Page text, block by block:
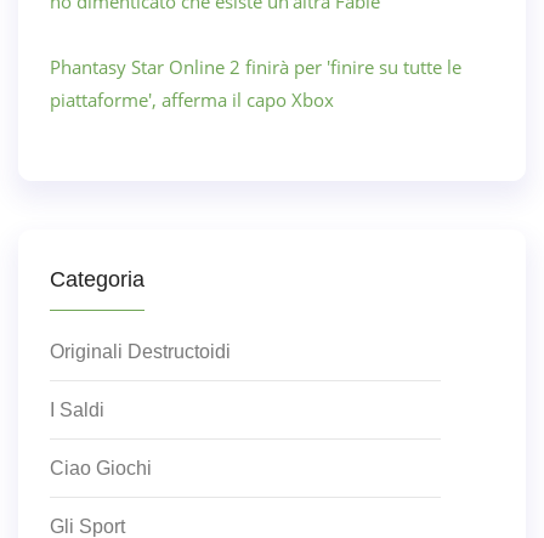
Phantasy Star Online 2 finirà per 'finire su tutte le
piattaforme', afferma il capo Xbox
Categoria
Originali Destructoidi
I Saldi
Ciao Giochi
Gli Sport